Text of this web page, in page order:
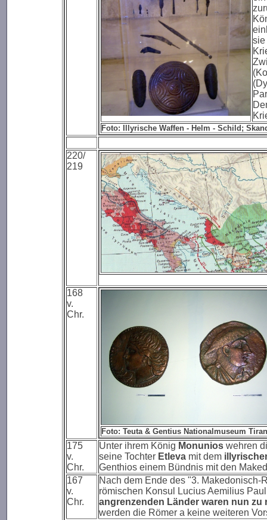
sie
Foto: Illyrische Waffen - Helm - Schild;
220/
219
168
v.
Chr.
Foto: Teuta & Gentius Nationalmuseum
175
v.
Chr.
Unter ihrem König Monunios wehren
seine Tochter Etleva mit dem
Genthios einem Bündnis mit den
167
v.
Chr.
Nach dem Ende des "3.
römischen Konsul Lucius Aemilius
angrenzenden Länder waren nun
werden die Römer a keine weiteren